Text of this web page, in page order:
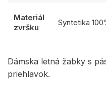
Materiál
zvršku
Syntetika
Dámska letná žabky s
priehlavok.